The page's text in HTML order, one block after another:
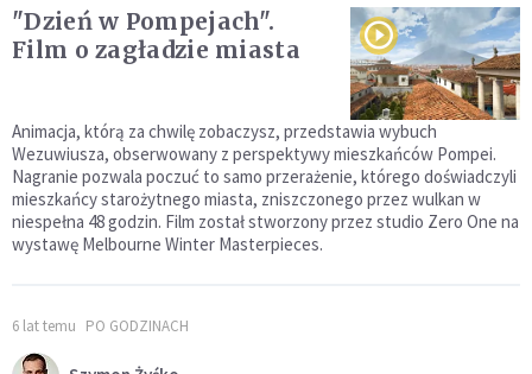
"Dzień w Pompejach".
Film o zagładzie miasta
Animacja, którą za chwilę zobaczysz, przedstawia wybuch
Wezuwiusza, obserwowany z perspektywy mieszkańców Pompei.
Nagranie pozwala poczuć to samo przerażenie, którego doświadczyli
mieszkańcy starożytnego miasta, zniszczonego przez wulkan w
niespełna 48 godzin. Film został stworzony przez studio Zero One na
wystawę Melbourne Winter Masterpieces.
6 lat temu PO GODZINACH